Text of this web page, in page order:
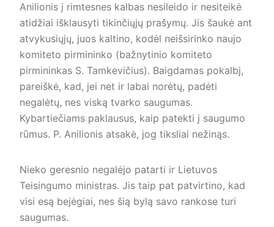
Anilionis į rimtesnes kalbas nesileido ir nesiteikė
atidžiai išklausyti tikinčiųjų prašymų. Jis šaukė ant
atvykusiųjų, juos kaltino, kodėl neišsirinko naujo
komiteto pirmininko (bažnytinio komiteto
pirmininkas S. Tamkevičius). Baigdamas pokalbį,
pareiškė, kad, jei net ir labai norėtų, padėti
negalėtų, nes viską tvarko saugumas.
Kybartiečiams paklausus, kaip patekti į saugumo
rūmus. P. Anilionis atsakė, jog tiksliai nežinąs.
Nieko geresnio negalėjo patarti ir Lietuvos
Teisingumo ministras. Jis taip pat patvirtino, kad
visi esą bejėgiai, nes šią bylą savo rankose turi
saugumas.